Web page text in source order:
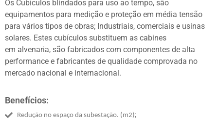
Os Cubículos blindados para uso ao tempo, são
equipamentos para medição e proteção em média tensão
para vários tipos de obras; Industriais, comerciais e usinas
solares. Estes cubículos substituem as cabines
em alvenaria, são fabricados com componentes de alta
performance e fabricantes de qualidade comprovada no
mercado nacional e internacional.
Benefícios:
Redução no espaço da subestação. (m2);